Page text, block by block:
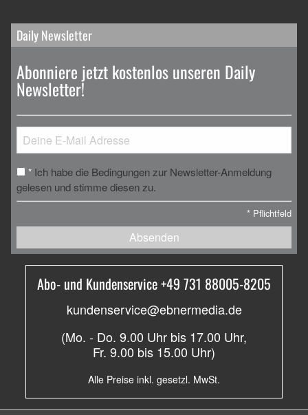
Daily Newsletter
Abonniere jetzt kostenlos unseren Daily
Newsletter!
* Ich habe die Bedingungen zur Newsletter-Anmeldung
gelesen und stimme diesen zu.
* Pflichtfeld
Absenden
Abo- und Kundenservice +49 731 88005-8205
kundenservice@ebnermedia.de
(Mo. - Do. 9.00 Uhr bis 17.00 Uhr,
Fr. 9.00 bis 15.00 Uhr)
Alle Preise inkl. gesetzl. MwSt.